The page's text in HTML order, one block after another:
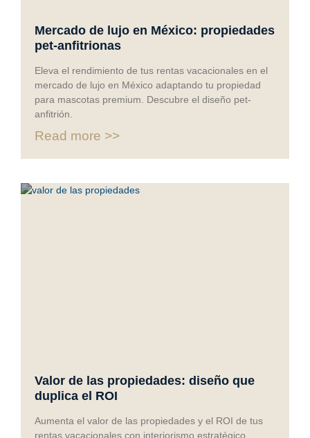
Mercado de lujo en México: propiedades
pet-anfitrionas
Eleva el rendimiento de tus rentas vacacionales en el
mercado de lujo en México adaptando tu propiedad
para mascotas premium. Descubre el diseño pet-
anfitrión.
Read more >>
Valor de las propiedades: diseño que
duplica el ROI
Aumenta el valor de las propiedades y el ROI de tus
rentas vacacionales con interiorismo estratégico